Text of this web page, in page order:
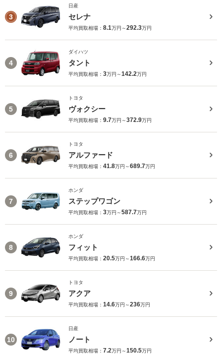
3
日産
セレナ
平均買取相場： 8.1万円～292.3万円
4
ダイハツ
タント
平均買取相場： 3万円～142.2万円
5
トヨタ
ヴォクシー
平均買取相場： 9.7万円～372.9万円
6
トヨタ
アルファード
平均買取相場： 41.8万円～689.7万円
7
ホンダ
ステップワゴン
平均買取相場： 3万円～587.7万円
8
ホンダ
フィット
平均買取相場： 20.5万円～166.6万円
9
トヨタ
アクア
平均買取相場： 14.6万円～236万円
10
日産
ノート
平均買取相場： 7.2万円～150.5万円